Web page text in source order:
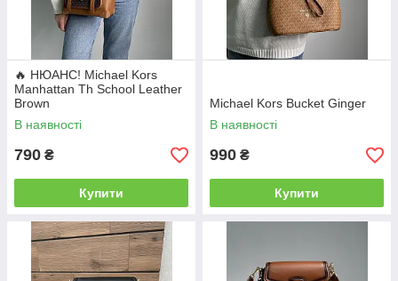
🔥 НЮАНС! Michael Kors
Manhattan Th School Leather
Brown
В наявності
790 ₴
Купити
Michael Kors Bucket Ginger
В наявності
990 ₴
Купити